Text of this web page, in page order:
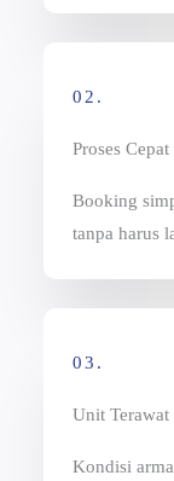
02.
Proses
Booking
tanpa harus
03.
Unit Terawat
Kondisi